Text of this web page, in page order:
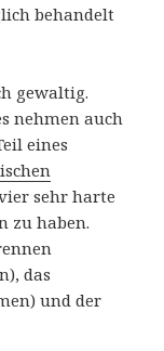
behandelt
gewaltig.
nehmen auch
eines
sehr harte
zu haben.
das
und der